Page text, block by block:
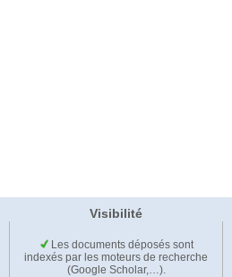
Visibilité
Les documents déposés sont
indexés par les moteurs de recherche
(Google Scholar,…).